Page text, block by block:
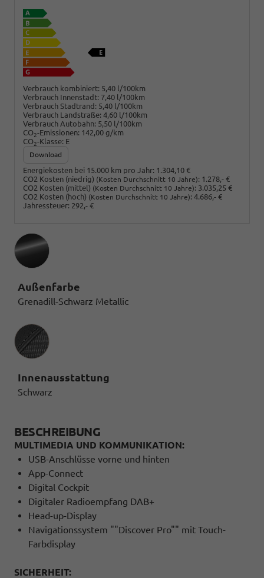
Verbrauch kombiniert: 5,40 l/100km
Verbrauch Innenstadt: 7,40 l/100km
Verbrauch Stadtrand: 5,40 l/100km
Verbrauch Landstraße: 4,60 l/100km
Verbrauch Autobahn: 5,50 l/100km
CO2-Emissionen: 142,00 g/km
CO2-Klasse: E
Download
Energiekosten bei 15.000 km pro Jahr: 1.304,10 €
CO2 Kosten (niedrig) (Kosten Durchschnitt 10 Jahre): 1.278,- €
CO2 Kosten (mittel) (Kosten Durchschnitt 10 Jahre): 3.035,25 €
CO2 Kosten (hoch) (Kosten Durchschnitt 10 Jahre): 4.686,- €
Jahressteuer: 292,- €
Außenfarbe
Grenadill-Schwarz Metallic
Innenausstattung
Innenausstattung
Schwarz
BESCHREIBUNG
MULTIMEDIA UND KOMMUNIKATION:
USB-Anschlüsse vorne und hinten
App-Connect
Digital Cockpit
Digitaler Radioempfang DAB+
Head-up-Display
Navigationssystem ""Discover Pro"" mit Touch-
Farbdisplay
SICHERHEIT: